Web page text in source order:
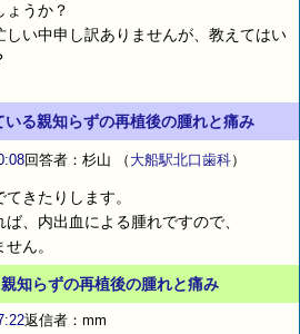
ょうか？
しい中申し訳ありませんが、教えてはい
る親知らずの再植後の腫れと痛み
回答者：杉山 （ 大船駅北口歯科）
きたりします。
、内出血による腫れですので、
ん。
知らずの再植後の腫れと痛み
返信者：mm